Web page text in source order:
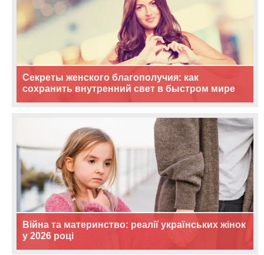
Секреты женского благополучия: как
сохранить внутренний свет в быстром мире
Війна та материнство: реалії українських жінок
у 2026 році